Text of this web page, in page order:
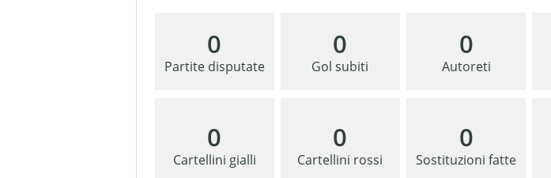
0
Partite disputate
0
Gol subiti
0
Autoreti
0
Cartellini gialli
0
Cartellini rossi
0
Sostituzioni fatte